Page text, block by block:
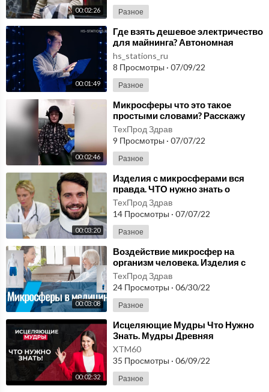
00:02:26 Разное
00:01:49
⁣Где взять дешевое электричество
для майнинга? Автономная
электроэнергия для вашего
оборудования.
hs_stations_ru
8 Просмотры · 07/09/22
Разное
00:02:46
⁣Микросферы что это такое
простыми словами? Расскажу
правду об Изделиях с
микросферами, нужно знать!
ТехПрод Здрав
9 Просмотры · 07/07/22
Разное
00:03:20
⁣Изделия с микросферами вся
правда. ЧТО нужно знать о
Лечебных микросферах!
Реальный отзывы.
ТехПрод Здрав
14 Просмотры · 07/07/22
Разное
00:03:08
⁣Воздействие микросфер на
организм человека. Изделия с
микросферами. Вся правда
которую нужно знать!
ТехПрод Здрав
24 Просмотры · 06/30/22
Разное
00:02:32
⁣Исцеляющие Мудры Что Нужно
Знать. Мудры Древняя
Исцеляющая Практика. Мудры
Техника Выполнения
XTM60
35 Просмотры · 06/09/22
Разное